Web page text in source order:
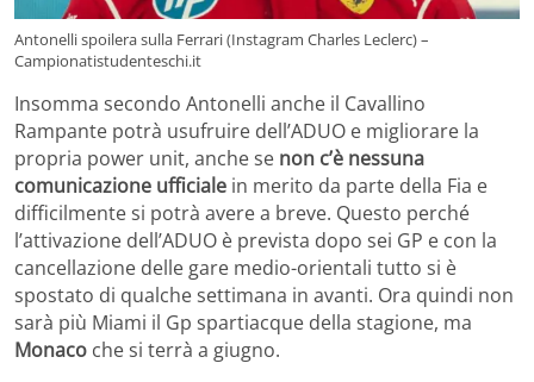
Antonelli spoilera sulla Ferrari (Instagram Charles Leclerc) –
Campionatistudenteschi.it
Insomma secondo Antonelli anche il Cavallino
Rampante potrà usufruire dell’ADUO e migliorare la
propria power unit, anche se non c’è nessuna
comunicazione ufficiale in merito da parte della Fia e
difficilmente si potrà avere a breve. Questo perché
l’attivazione dell’ADUO è prevista dopo sei GP e con la
cancellazione delle gare medio-orientali tutto si è
spostato di qualche settimana in avanti. Ora quindi non
sarà più Miami il Gp spartiacque della stagione, ma
Monaco che si terrà a giugno.